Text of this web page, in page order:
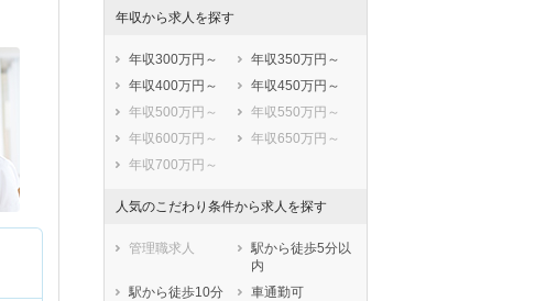
年収から求人を探す
年収300万円～
年収350万円～
年収400万円～
年収450万円～
年収500万円～
年収550万円～
年収600万円～
年収650万円～
年収700万円～
人気のこだわり条件から求人を探す
管理職求人
駅から徒歩5分以
内
駅から徒歩10分
車通勤可